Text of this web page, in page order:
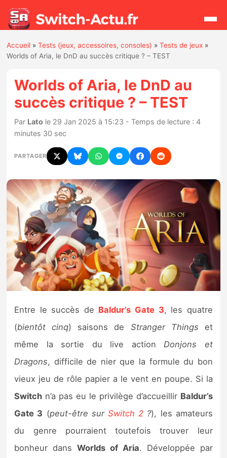
Rechercher
Actualités
Jeux
Hardware
Chiffres de ventes
Rumeurs
Nintendo Direct
Tests et previews
Tests de jeux
Tests d’accessoires
Previews
Précommandes
Précommandes jeux Switch 2
Accueil »Tests (jeux, accessoires, consoles) »Tests de jeux »
Worlds of Aria, le DnD au succès critique ? – TEST
Worlds of Aria, le DnD au
succès critique ? – TEST
Par Lato le 29 Jan 2025 à 15:23 - Temps de lecture : 4
minutes 30 sec
PARTAGER
Entre le succès de Baldur’s Gate 3, les quatre
(bientôt cinq) saisons de Stranger Things et
même la sortie du live actionDonjons et
Dragons, difficile de nier que la formule du bon
vieux jeu de rôle papier a le vent en poupe. Si la
Switch n’a pas eu le privilège d’accueillir Baldur’s
Gate 3 (peut-être sur Switch 2 ?), les amateurs
du genre pourraient toutefois trouver leur
bonheur dansWorlds of Aria. Développée par